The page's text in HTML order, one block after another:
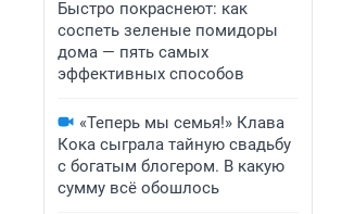
Быстро покраснеют: как
соспеть зеленые помидоры
дома — пять самых
эффективных способов
«Теперь мы семья!» Клава
Кока сыграла тайную свадьбу
с богатым блогером. В какую
сумму всё обошлось